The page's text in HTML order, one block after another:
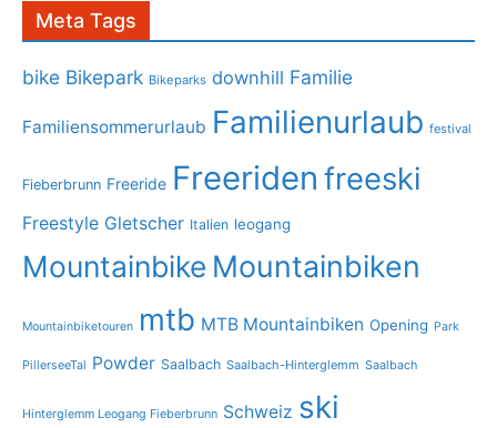
Meta Tags
bike Bikepark Bikeparks downhill Familie
Familiensommerurlaub Familienurlaub festival
Fieberbrunn Freeride Freeriden freeski
Freestyle Gletscher Italien leogang
Mountainbike Mountainbiken
Mountainbiketouren mtb MTB Mountainbiken Opening Park
PillerseeTal Powder Saalbach Saalbach-Hinterglemm Saalbach
Hinterglemm Leogang Fieberbrunn Schweiz ski